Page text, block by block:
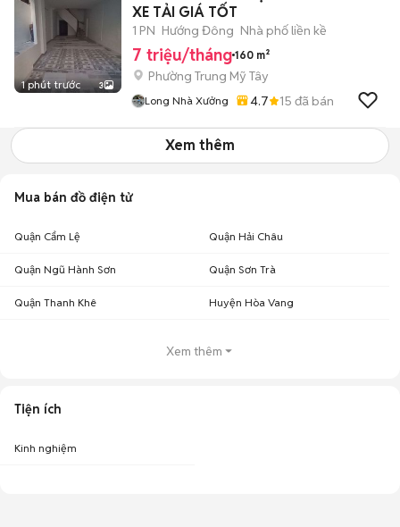
1 phút trước 3
XE TẢI GIÁ TỐT
1 PN Hướng Đông Nhà phố liền kề
7 triệu/tháng 160 m²
Phường Trung Mỹ Tây
Long Nhà Xưởng 4.7 15 đã bán
Xem thêm
Mua bán đồ điện tử
Quận Cẩm Lệ Quận Hải Châu
Quận Ngũ Hành Sơn Quận Sơn Trà
Quận Thanh Khê Huyện Hòa Vang
Xem thêm
Tiện ích
Kinh nghiệm